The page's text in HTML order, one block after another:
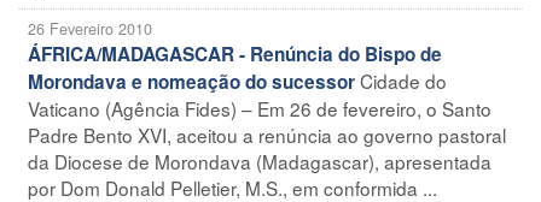
26 Fevereiro 2010
ÁFRICA/MADAGASCAR - Renúncia do Bispo de
Morondava e nomeação do sucessorCidade do
Vaticano (Agência Fides) – Em 26 de fevereiro, o Santo
Padre Bento XVI, aceitou a renúncia ao governo pastoral
da Diocese de Morondava (Madagascar), apresentada
por Dom Donald Pelletier, M.S., em conformida ...